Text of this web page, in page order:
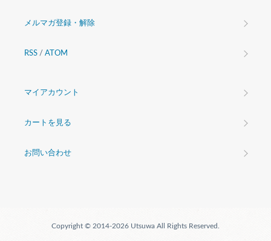
メルマガ登録・解除
RSS / ATOM
マイアカウント
カートを見る
お問い合わせ
Copyright © 2014-2026 Utsuwa All Rights Reserved.